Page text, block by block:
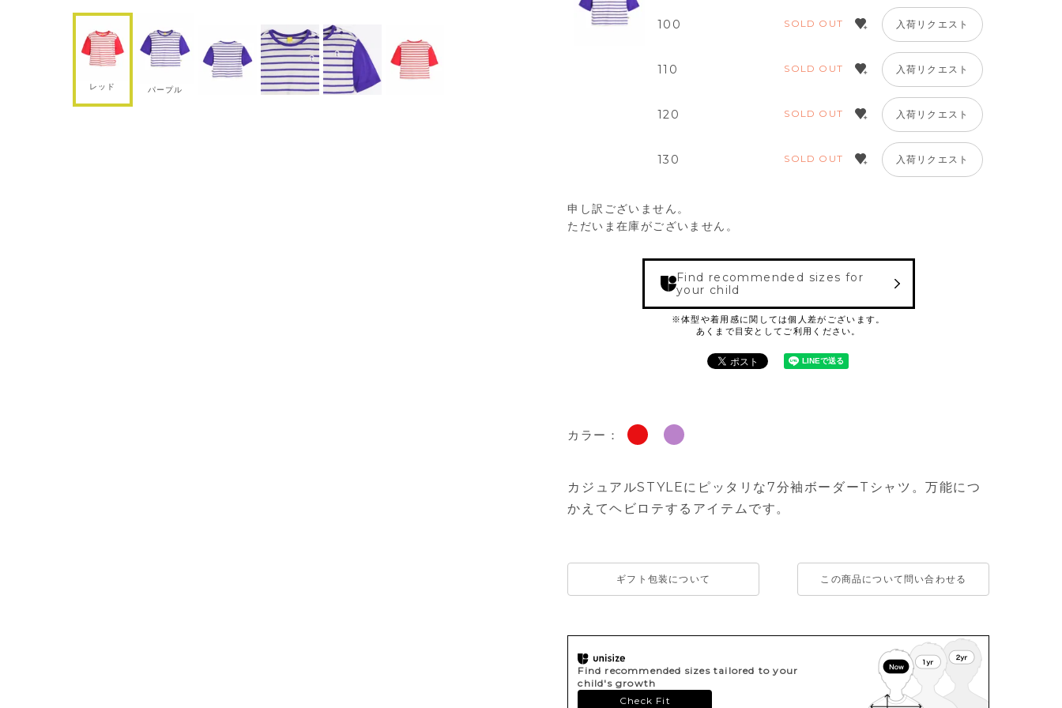
レッド パープル
100 SOLD OUT 入荷リクエスト
110 SOLD OUT 入荷リクエスト
120 SOLD OUT 入荷リクエスト
130 SOLD OUT 入荷リクエスト
申し訳ございません。
ただいま在庫がございません。
Find recommended sizes for
your child
カラー：
カジュアルSTYLEにピッタリな7分袖ボーダーTシャツ。万能につ
かえてヘビロテするアイテムです。
ギフト包装について この商品について問い合わせる
Find recommended sizes tailored to your
child's growth
Check Fit